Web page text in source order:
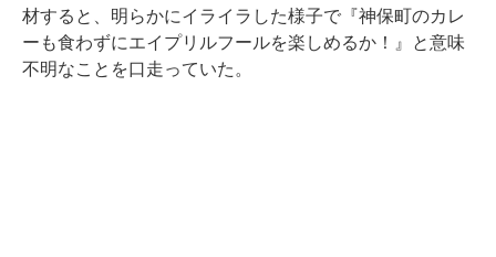
材すると、明らかにイライラした様子で『神保町のカレ
ーも食わずにエイプリルフールを楽しめるか！』と意味
不明なことを口走っていた。